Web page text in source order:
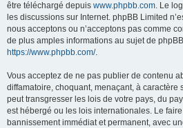
être téléchargé depuis www.phpbb.com. Le
les discussions sur Internet. phpBB Limited
nous acceptons ou n’acceptons pas comme
de plus amples informations au sujet de
https://www.phpbb.com/.
Vous acceptez de ne pas publier de contenu
diffamatoire, choquant, menaçant, à caractère
peut transgresser les lois de votre pays, du
est hébergé ou les lois internationales. Le
bannissement immédiat et permanent, avec